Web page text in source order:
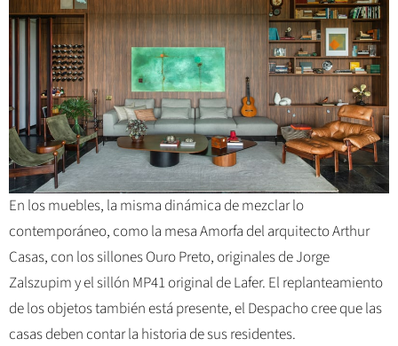
En los muebles, la misma dinámica de mezclar lo
contemporáneo, como la mesa Amorfa del arquitecto Arthur
Casas, con los sillones Ouro Preto, originales de Jorge
Zalszupim y el sillón MP41 original de Lafer. El replanteamiento
de los objetos también está presente, el Despacho cree que las
casas deben contar la historia de sus residentes.